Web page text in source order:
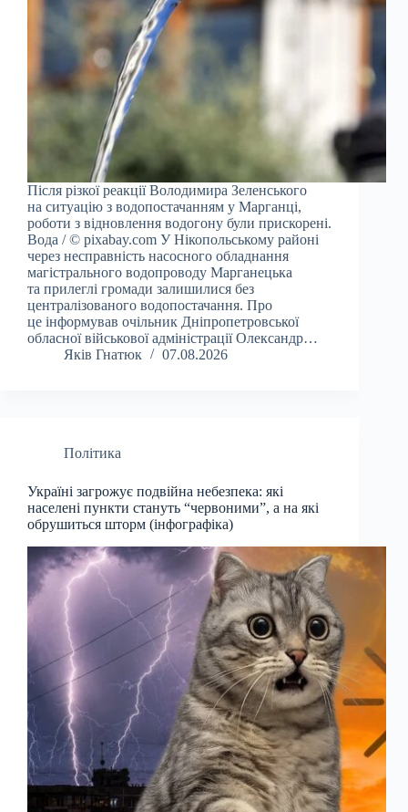
Після різкої реакції Володимира Зеленського
на ситуацію з водопостачанням у Марганці,
роботи з відновлення водогону були прискорені.
Вода / © pixabay.com У Нікопольському районі
через несправність насосного обладнання
магістрального водопроводу Марганецька
та прилеглі громади залишилися без
централізованого водопостачання. Про
це інформував очільник Дніпропетровської
обласної військової адміністрації Олександр…
Яків Гнатюк
07.08.2026
Політика
Україні загрожує подвійна небезпека: які
населені пункти стануть “червоними”, а на які
обрушиться шторм (інфографіка)